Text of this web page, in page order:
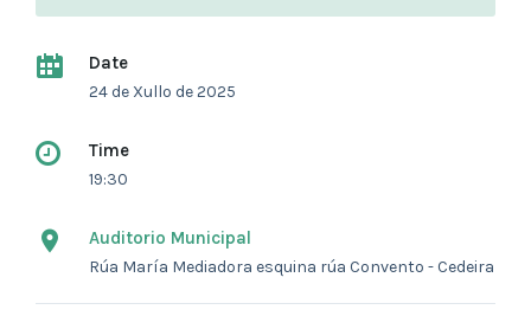
Date
24 de Xullo de 2025
Time
19:30
Auditorio Municipal
Rúa María Mediadora esquina rúa Convento - Cedeira